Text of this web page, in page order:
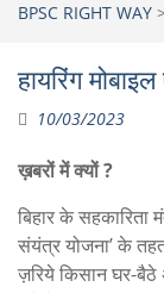
BPSC RIGHT WAY >
हायरिंग
10/03/2023
ख़बरों में क्यों ?
बिहार के सहकारिता
संयंत्र योजना’ के
ज़रिये किसान घर-